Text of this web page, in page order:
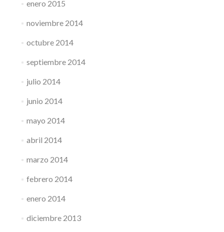
enero 2015
noviembre 2014
octubre 2014
septiembre 2014
julio 2014
junio 2014
mayo 2014
abril 2014
marzo 2014
febrero 2014
enero 2014
diciembre 2013